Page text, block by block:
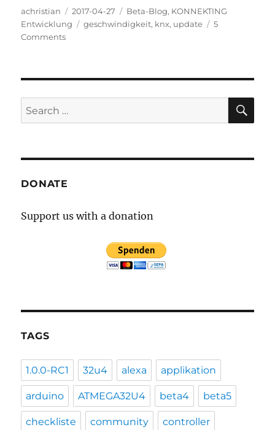
Author
achristian
Posted
on
2017-04-27 Categories
Beta-Blog, KONNEKTING
Entwicklung
Tags
geschwindigkeit, knx, update
5
Commentson
KNX
Bus?
Search
for:
DONATE
Support us with a donation
TAGS
1.0.0-RC1 32u4 alexa applikation
arduino ATMEGA32U4 beta4 beta5
checkliste community controller